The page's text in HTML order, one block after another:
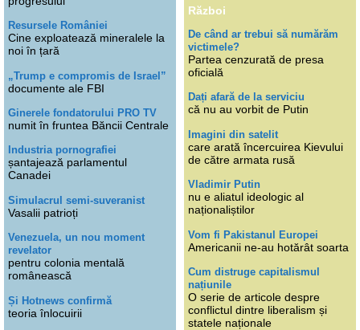
Resursele României
Cine exploatează mineralele la
noi în țară
„Trump e compromis de Israel”
documente ale FBI
Ginerele fondatorului PRO TV
numit în fruntea Băncii Centrale
Industria pornografiei
șantajează parlamentul
Canadei
Simulacrul semi-suveranist
Vasalii patrioți
Venezuela, un nou moment
revelator
pentru colonia mentală
românească
Și Hotnews confirmă
teoria înlocuirii
Război
De când ar trebui să numărăm
victimele?
Partea cenzurată de presa
oficială
Dați afară de la serviciu
că nu au vorbit de Putin
Imagini din satelit
care arată încercuirea Kievului
de către armata rusă
Vladimir Putin
nu e aliatul ideologic al
naționaliștilor
Vom fi Pakistanul Europei
Americanii ne-au hotărât soarta
Cum distruge capitalismul
națiunile
O serie de articole despre
conflictul dintre liberalism și
statele naționale